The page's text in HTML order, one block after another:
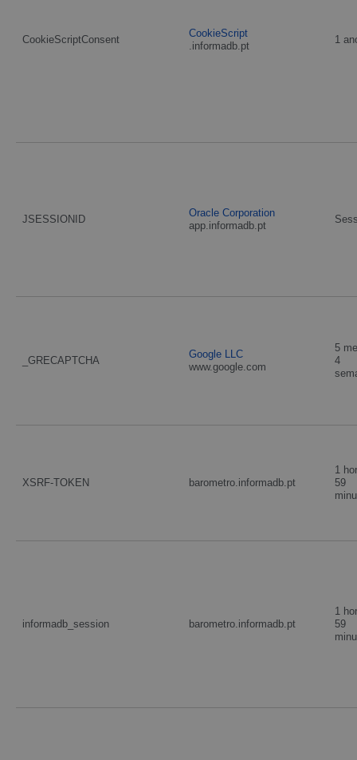
CookieScriptConsent
CookieScript
.informadb.pt
1
JSESSIONID
Oracle Corporation
app.informadb.pt
_GRECAPTCHA
Google LLC
www.google.com
5
4
XSRF-TOKEN barometro.informadb.pt
1
59
informadb_session barometro.informadb.pt
1
59